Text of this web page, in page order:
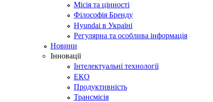
Місія та цінності
Філософія Бренду
Hyundai в Україні
Регулярна та особлива інформація
Новини
Інновації
Інтелектуальні технології
ЕКО
Продуктивність
Трансмісія